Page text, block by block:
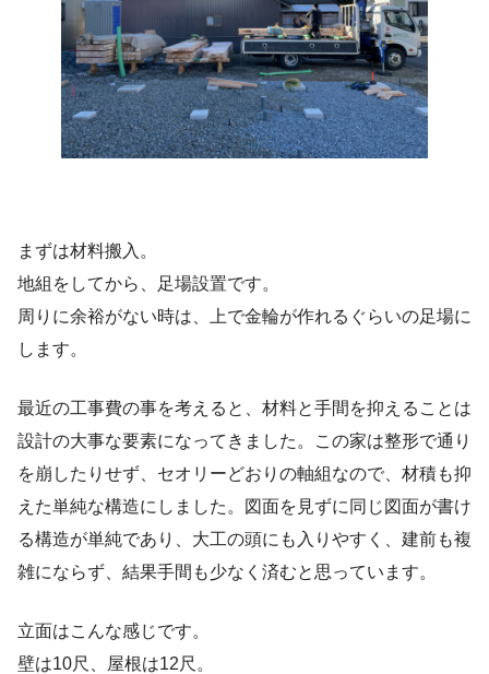
まずは材料搬入。
地組をしてから、足場設置です。
周りに余裕がない時は、上で金輪が作れるぐらいの足場に
します。
最近の工事費の事を考えると、材料と手間を抑えることは
設計の大事な要素になってきました。この家は整形で通り
を崩したりせず、セオリーどおりの軸組なので、材積も抑
えた単純な構造にしました。図面を見ずに同じ図面が書け
る構造が単純であり、大工の頭にも入りやすく、建前も複
雑にならず、結果手間も少なく済むと思っています。
立面はこんな感じです。
壁は10尺、屋根は12尺。